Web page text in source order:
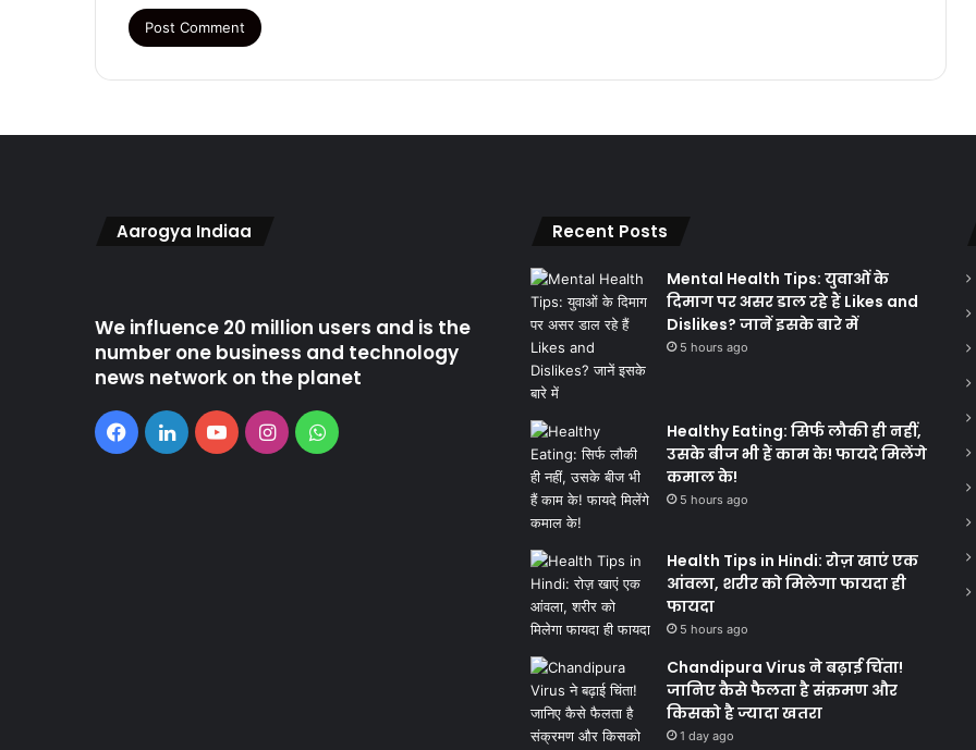
Aarogya Indiaa
We influence 20 million users and is the
number one business and technology
news network on the planet
Facebook
LinkedInYouTubeInstagramWhatsApp
Recent Posts
Mental Health Tips: युवाओं के
दिमाग पर असर डाल रहे हैं Likes and
Dislikes? जानें इसके बारे में
5 hours ago
Healthy Eating: सिर्फ लौकी ही नहीं,
उसके बीज भी हैं काम के! फायदे मिलेंगे
कमाल के!
5 hours ago
Health Tips in Hindi: रोज़ खाएं एक
आंवला, शरीर को मिलेगा फायदा ही
फायदा
5 hours ago
Chandipura Virus ने बढ़ाई चिंता!
जानिए कैसे फैलता है संक्रमण और
किसको है ज्यादा खतरा
1 day ago